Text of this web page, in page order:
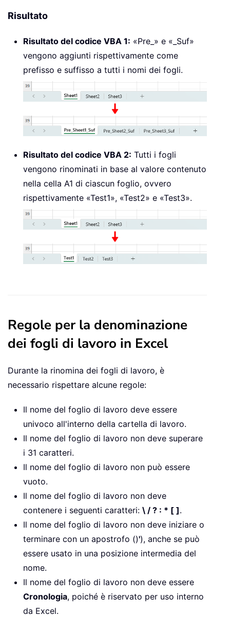
Risultato
Risultato del codice VBA 1: «Pre_» e «_Suf»
vengono aggiunti rispettivamente come
prefisso e suffisso a tutti i nomi dei fogli.
Risultato del codice VBA 2: Tutti i fogli
vengono rinominati in base al valore contenuto
nella cella A1 di ciascun foglio, ovvero
rispettivamente «Test1», «Test2» e «Test3».
Regole per la denominazione
dei fogli di lavoro in Excel
Durante la rinomina dei fogli di lavoro, è
necessario rispettare alcune regole:
Il nome del foglio di lavoro deve essere
univoco all'interno della cartella di lavoro.
Il nome del foglio di lavoro non deve superare
i 31 caratteri.
Il nome del foglio di lavoro non può essere
vuoto.
Il nome del foglio di lavoro non deve
contenere i seguenti caratteri: \ / ? : * [ ].
Il nome del foglio di lavoro non deve iniziare o
terminare con un apostrofo ()'), anche se può
essere usato in una posizione intermedia del
nome.
Il nome del foglio di lavoro non deve essere
Cronologia, poiché è riservato per uso interno
da Excel.